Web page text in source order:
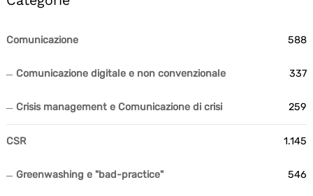
Comunicazione 588
Comunicazione digitale e non convenzionale 337
Crisis management e Comunicazione di crisi 259
CSR 1.145
Greenwashing e "bad-practice" 546